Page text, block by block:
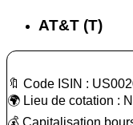
AT&T (T)
🔖 Code ISIN :
🌍 Lieu de cotation :
💰 Capitalisation